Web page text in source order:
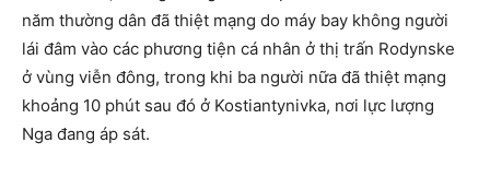
năm thường dân đã thiệt mạng do máy bay không người
lái đâm vào các phương tiện cá nhân ở thị trấn Rodynske
ở vùng viễn đông, trong khi ba người nữa đã thiệt mạng
khoảng 10 phút sau đó ở Kostiantynivka, nơi lực lượng
Nga đang áp sát.